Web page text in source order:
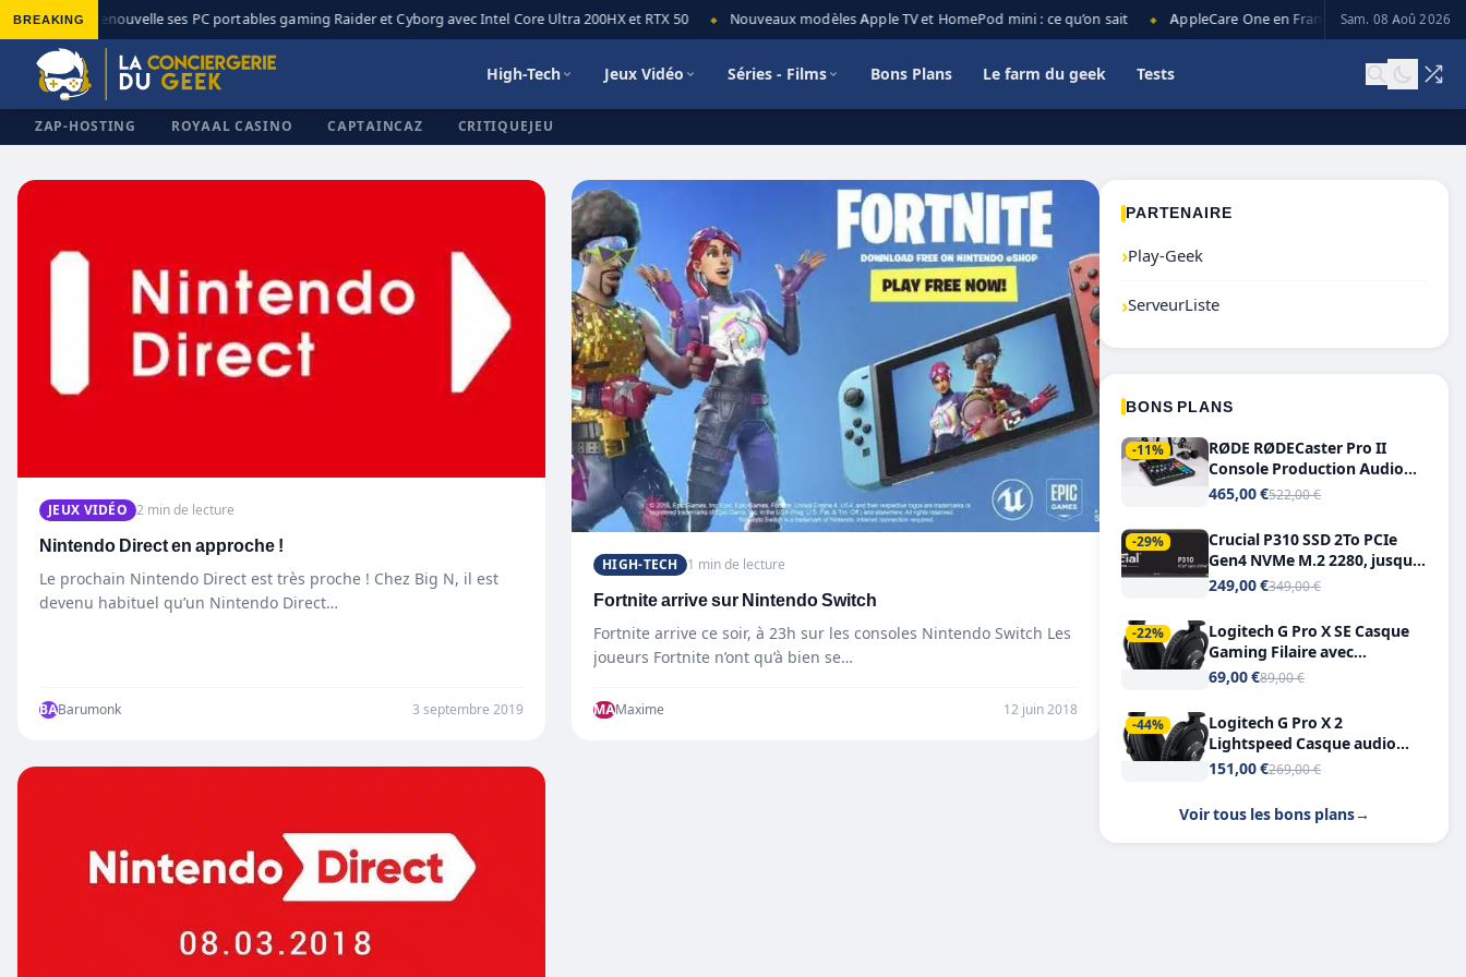
BREAKING
◆ MSI renouvelle ses PC portables gaming Raider et Cyborg avec Intel Core Ultra 200HX et RTX 50 Nouveaux modèles Apple TV et HomePod mini : ce qu’on sait AppleCare One en France : prix, couverture et
Sam. 08 Aoû 2026
High-Tech Jeux Vidéo Séries - Films Bons Plans Le farm du geek Tests
ZAP-HOSTING ROYAAL CASINO CAPTAINCAZ CRITIQUEJEU
JEUX VIDÉO 2 min de lecture
Nintendo Direct en approche !
Le prochain Nintendo Direct est très proche ! Chez Big N, il est
devenu habituel qu’un Nintendo Direct…
BABarumonk 3 septembre 2019
HIGH-TECH 1 min de lecture
Fortnite arrive sur Nintendo Switch
Fortnite arrive ce soir, à 23h sur les consoles Nintendo Switch Les
joueurs Fortnite n’ont qu’à bien se…
MAMaxime 12 juin 2018
PARTENAIRE
›Play-Geek
›ServeurListe
BONS PLANS
-11%
RØDE RØDECaster Pro II
Console Production Audio
Tout-en-Un, Bluetooth et
465,00 €522,00 €
-29%
Crucial P310 SSD 2To PCIe
Gen4 NVMe M.2 2280, jusqu’à
7.100 Mo/s
249,00 €349,00 €
-22%
Logitech G Pro X SE Casque
Gaming Filaire avec
Microphone Micro
7.1
69,00 €89,00 €
-44%
Logitech G Pro X 2
Lightspeed Casque audio
bluetooth
151,00 €269,00 €
Voir tous les bons plans→